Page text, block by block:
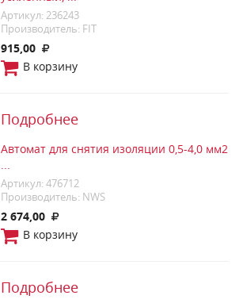
Артикул: 236243
Производитель: FIT
915,00
В корзину
Подробнее
Автомат для снятия изоляции 0,5-4,0 мм2
...
Артикул: 476712
Производитель: NWS
2 674,00
В корзину
Подробнее